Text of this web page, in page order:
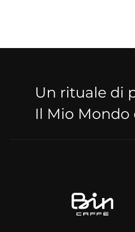
Un rituale di
Il Mio Mondo